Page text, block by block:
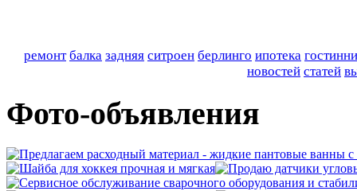
ремонт балка задняя ситроен берлинго ипотека
новостей статей
Фото-объявления